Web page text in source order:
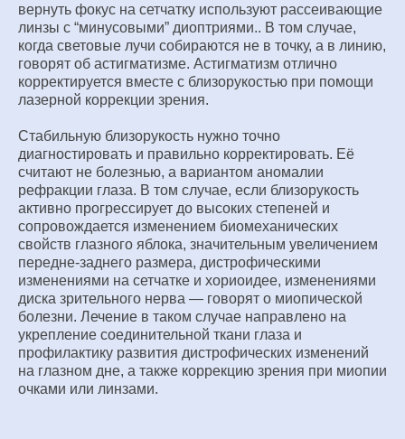
вернуть фокус на сетчатку используют рассеивающие
линзы с “минусовыми” диоптриями.. В том случае,
когда световые лучи собираются не в точку, а в линию,
говорят об астигматизме. Астигматизм отлично
корректируется вместе с близорукостью при помощи
лазерной коррекции зрения.
Стабильную близорукость нужно точно
диагностировать и правильно корректировать. Её
считают не болезнью, а вариантом аномалии
рефракции глаза. В том случае, если близорукость
активно прогрессирует до высоких степеней и
сопровождается изменением биомеханических
свойств глазного яблока, значительным увеличением
передне-заднего размера, дистрофическими
изменениями на сетчатке и хориоидее, изменениями
диска зрительного нерва — говорят о миопической
болезни. Лечение в таком случае направлено на
укрепление соединительной ткани глаза и
профилактику развития дистрофических изменений
на глазном дне, а также коррекцию зрения при миопии
очками или линзами.